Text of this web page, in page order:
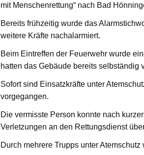
mit Menschenrettung“ nach Bad
Bereits frühzeitig wurde das
weitere Kräfte nachalarmiert.
Beim Eintreffen der Feuerwehr wurde
hatten das Gebäude bereits selbständig
Sofort sind Einsatzkräfte unter
vorgegangen.
Die vermisste Person konnte nach
Verletzungen an den Rettungsdienst
Durch mehrere Trupps unter